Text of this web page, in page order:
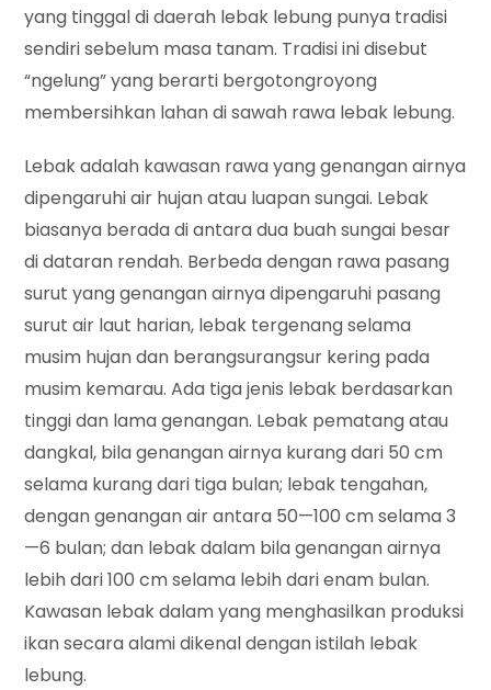
yang tinggal di daerah lebak lebung punya tradisi
sendiri sebelum masa tanam. Tradisi ini disebut
“ngelung” yang berarti bergotongroyong
membersihkan lahan di sawah rawa lebak lebung.
Lebak adalah kawasan rawa yang genangan airnya
dipengaruhi air hujan atau luapan sungai. Lebak
biasanya berada di antara dua buah sungai besar
di dataran rendah. Berbeda dengan rawa pasang
surut yang genangan airnya dipengaruhi pasang
surut air laut harian, lebak tergenang selama
musim hujan dan berangsurangsur kering pada
musim kemarau. Ada tiga jenis lebak berdasarkan
tinggi dan lama genangan. Lebak pematang atau
dangkal, bila genangan airnya kurang dari 50 cm
selama kurang dari tiga bulan; lebak tengahan,
dengan genangan air antara 50—100 cm selama 3
—6 bulan; dan lebak dalam bila genangan airnya
lebih dari 100 cm selama lebih dari enam bulan.
Kawasan lebak dalam yang menghasilkan produksi
ikan secara alami dikenal dengan istilah lebak
lebung.